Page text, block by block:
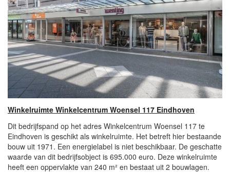
Winkelruimte Winkelcentrum Woensel 117 Eindhoven
Dit bedrijfspand op het adres Winkelcentrum Woensel 117 te
Eindhoven is geschikt als winkelruimte. Het betreft hier bestaande
bouw uit 1971. Een energielabel is niet beschikbaar. De geschatte
waarde van dit bedrijfsobject is 695.000 euro. Deze winkelruimte
heeft een oppervlakte van 240 m² en bestaat uit 2 bouwlagen.